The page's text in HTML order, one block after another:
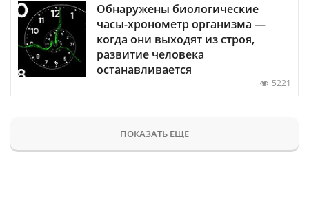
Обнаружены биологические
часы-хронометр организма —
когда они выходят из строя,
развитие человека
останавливается
5221
ПОКАЗАТЬ ЕЩЕ